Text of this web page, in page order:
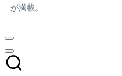
が満載。